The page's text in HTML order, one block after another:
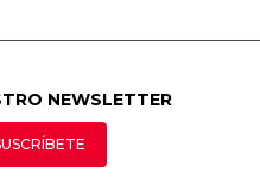
NEWSLETTER